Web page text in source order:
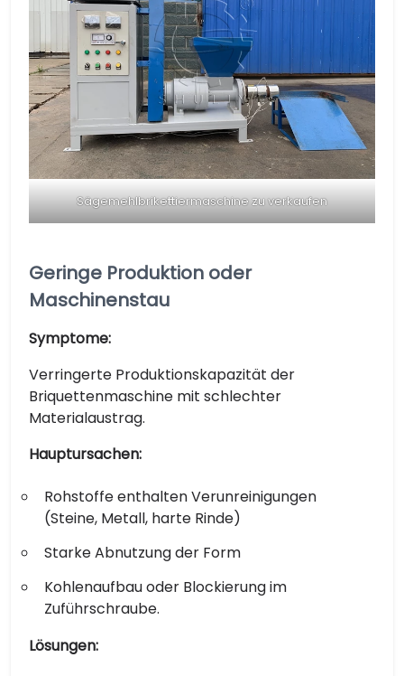
Sägemehlbrikettiermaschine zu verkaufen
Geringe Produktion oder
Maschinenstau
Symptome:
Verringerte Produktionskapazität der
Briquettenmaschine mit schlechter
Materialaustrag.
Hauptursachen:
Rohstoffe enthalten Verunreinigungen
(Steine, Metall, harte Rinde)
Starke Abnutzung der Form
Kohlenaufbau oder Blockierung im
Zuführschraube.
Lösungen: